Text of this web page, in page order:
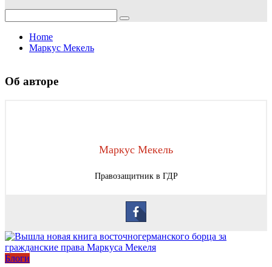
for:
Home
Маркус Мекель
Об авторе
Маркус Мекель
Правозащитник в ГДР
Блоги